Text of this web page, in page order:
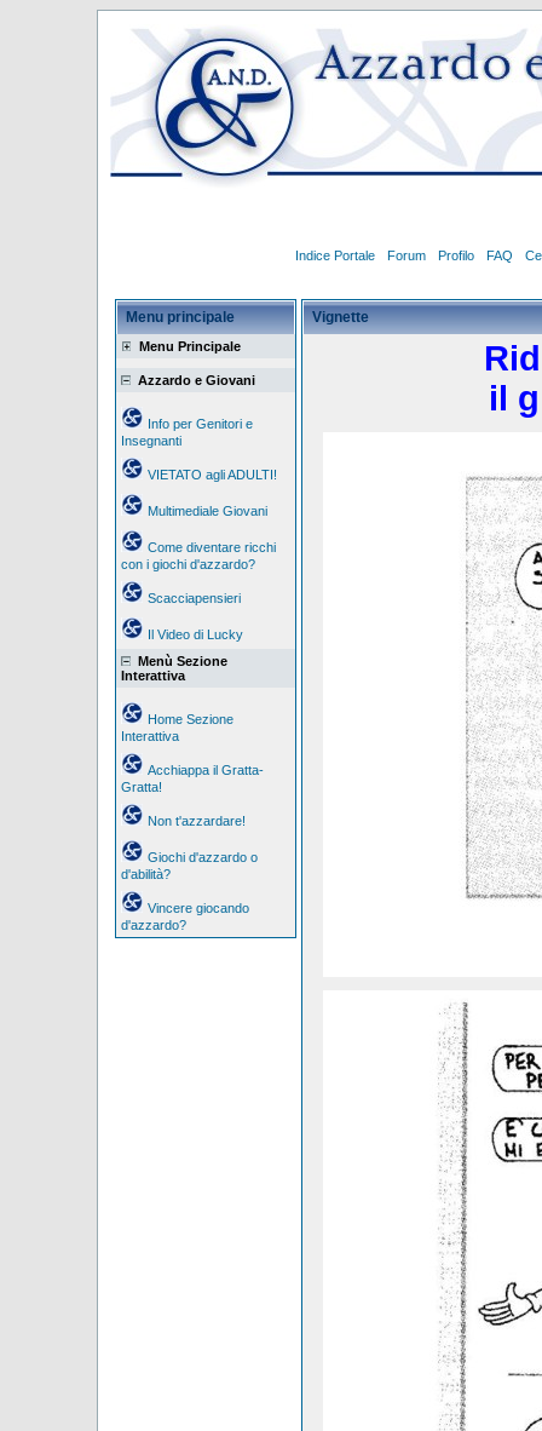
Indice Portale Forum Profilo FAQ
Menu principale
Menu Principale
Azzardo e Giovani
Info per Genitori e
Insegnanti
VIETATO agli ADULTI!
Multimediale Giovani
Come diventare ricchi
con i giochi d'azzardo?
Scacciapensieri
Il Video di Lucky
Menù Sezione
Interattiva
Home Sezione
Interattiva
Acchiappa il Gratta-
Gratta!
Non t'azzardare!
Giochi d'azzardo o
d'abilità?
Vincere giocando
d'azzardo?
Vignette
il